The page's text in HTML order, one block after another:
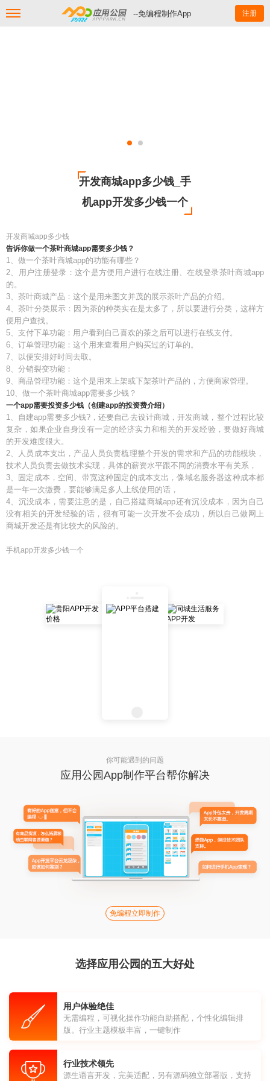
--免编程制作App 注册
开发商城app多少钱_手
机app开发多少钱一个
开发商城app多少钱
告诉你做一个茶叶商城app需要多少钱？
1、做一个茶叶商城app的功能有哪些？
2、用户注册登录：这个是方便用户进行在线注册、在线登录茶叶商城app
的。
3、茶叶商城产品：这个是用来图文并茂的展示茶叶产品的介绍。
4、茶叶分类展示：因为茶的种类实在是太多了，所以要进行分类，这样方
便用户查找。
5、支付下单功能：用户看到自己喜欢的茶之后可以进行在线支付。
6、订单管理功能：这个用来查看用户购买过的订单的。
7、以便安排好时间去取。
8、分销裂变功能：
9、商品管理功能：这个是用来上架或下架茶叶产品的，方便商家管理。
10、做一个茶叶商城app需要多少钱？
一个app需要投资多少钱（创建app的投资费介绍）
1、自建app需要多少钱?，还要自己去设计商城，开发商城，整个过程比较
复杂，如果企业自身没有一定的经济实力和相关的开发经验，要做好商城
的开发难度很大。
2、人员成本支出，产品人员负责梳理整个开发的需求和产品的功能模块，
技术人员负责去做技术实现，具体的薪资水平跟不同的消费水平有关系，
3、固定成本，空间、带宽这种固定的成本支出，像域名服务器这种成本都
是一年一次缴费，要能够满足多人上线使用的话，
4、沉没成本，需要注意的是，自己搭建商城app还有沉没成本，因为自己
没有相关的开发经验的话，很有可能一次开发不会成功，所以自己做网上
商城开发还是有比较大的风险的。
手机app开发多少钱一个
你可能遇到的问题
应用公园App制作平台帮你解决
免编程立即制作
选择应用公园的五大好处
用户体验绝佳
无需编程，可视化操作功能自助搭配，个性化编辑排
版。行业主题模板丰富，一键制作
行业技术领先
源生语言开发，完美适配，另有源码独立部署版，支持